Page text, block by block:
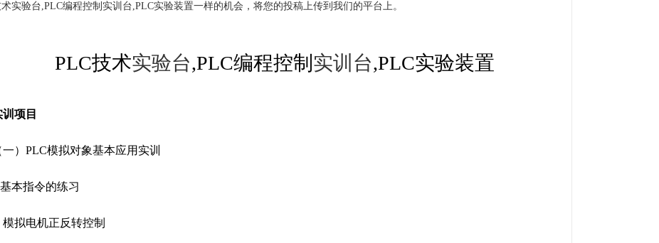
实验台,PLC编程控制实训台,PLC实验装置一样的机会，将您的投稿上传到我们的平台上。
PLC技术实验台,PLC编程控制 实训台,PLC实验装置
训项目
一）PLC模拟对象基本应用实训
本指令的练习
模拟电机正反转控制